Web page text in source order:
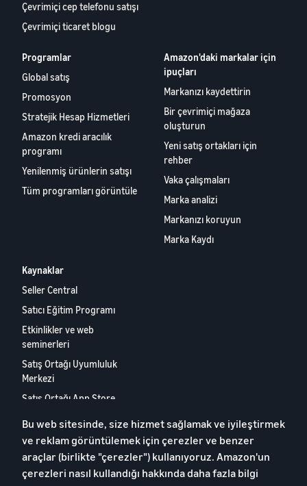
Çevrimiçi cep telefonu satışı
Çevrimiçi ticaret blogu
Programlar
Global satış
Promosyon
Stratejik Hesap Hizmetleri
Amazon kredi aracılık
programı
Yenilenmiş ürünlerin satışı
Tüm programları görüntüle
Amazon'daki markalar için
ipuçları
Markanızı kaydettirin
Bir çevrimiçi mağaza
oluşturun
Yeni satış ortakları için
rehber
Vaka çalışmaları
Marka analizi
Markanızı koruyun
Marka Kaydı
Kaynaklar
Seller Central
Satıcı Eğitim Programı
Etkinlikler ve web
seminerleri
Satış Ortağı Uyumluluk
Merkezi
Satış Ortağı App Store
Avrupa Satış Ortağı Raporu
Bize Ulaşın
Bu web sitesinde, size hizmet sağlamak ve iyileştirmek
ve reklam görüntülemek için çerezler ve benzer
araçlar (birlikte "çerezler") kullanıyoruz. Amazon'un
çerezleri nasıl kullandığı hakkında daha fazla bilgi